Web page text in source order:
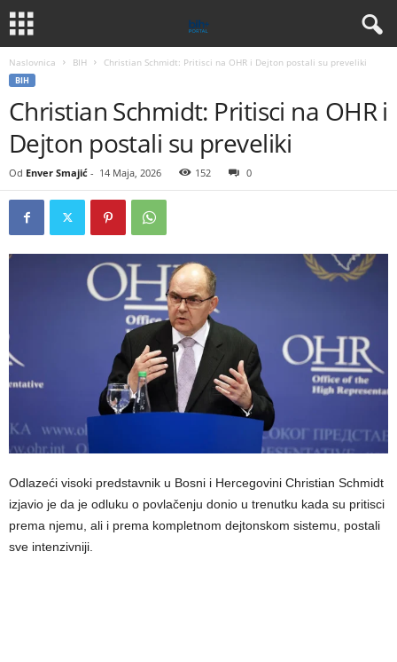
Naslovnica BIH Christian Schmidt: Pritisci na OHR i Dejton postali su preveliki
BIH
Christian Schmidt: Pritisci na OHR i
Dejton postali su preveliki
Od Enver Smajić - 14 Maja, 2026 152 0
Odlazeći visoki predstavnik u Bosni i Hercegovini Christian Schmidt
izjavio je da je odluku o povlačenju donio u trenutku kada su pritisci
prema njemu, ali i prema kompletnom dejtonskom sistemu, postali
sve intenzivniji.